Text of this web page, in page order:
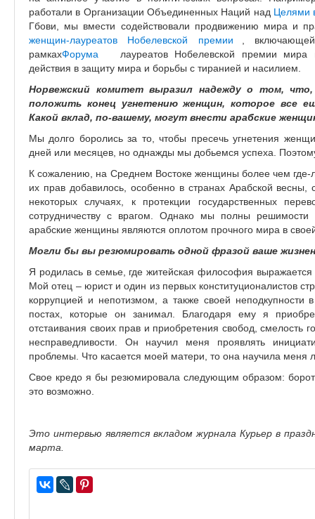
работали в Организации Объединенных Наций над Целями
Гбови, мы вмести содействовали продвижению мира и
женщин-лауреатов Нобелевской премии
is
external)
,
рамкахФорума
is
лауреатов Нобелевской премии мира
действия в защиту мира и борьбы с тиранией и насилием.
Норвежский комитет выразил надежду о том,
положить конец угнетению женщин, которое все
Какой вклад, по-вашему, могут внести арабские
Мы долго боролись за то, чтобы пресечь угнетения
дней или месяцев, но однажды мы добьемся успеха.
К сожалению, на Среднем Востоке женщины более чем
их прав добавилось, особенно в странах Арабской весны,
некоторых случаях, к протекции государственных
сотрудничеству с врагом. Однако мы полны
арабские женщины являются оплотом прочного мира в
Могли бы вы резюмировать одной фразой ваше
Я родилась в семье, где житейская философия
Мой отец – юрист и один из первых конституционалистов
коррупцией и непотизмом, а также своей неподкупности
постах, которые он занимал. Благодаря ему я
отстаивания своих прав и приобретения свобод, смелость
несправедливости. Он научил меня проявлять
проблемы. Что касается моей матери, то она научила меня
Свое кредо я бы резюмировала следующим образом:
это возможно.
Это интервью является вкладом журнала Курьер в
марта.